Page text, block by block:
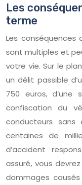
Les
terme
Les conséquences
sont multiples et
votre vie. Sur le
un délit passible
750 euros, d’une
confiscation du
conducteurs sans
centaines de
d’accident
assuré, vous
dommages